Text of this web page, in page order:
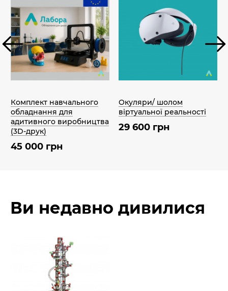
Комплект навчального
обладнання для
адитивного виробництва
(3D-друк)
45 000 грн
Окуляри/ шолом
віртуальної реальності
29 600 грн
Ви недавно дивилися